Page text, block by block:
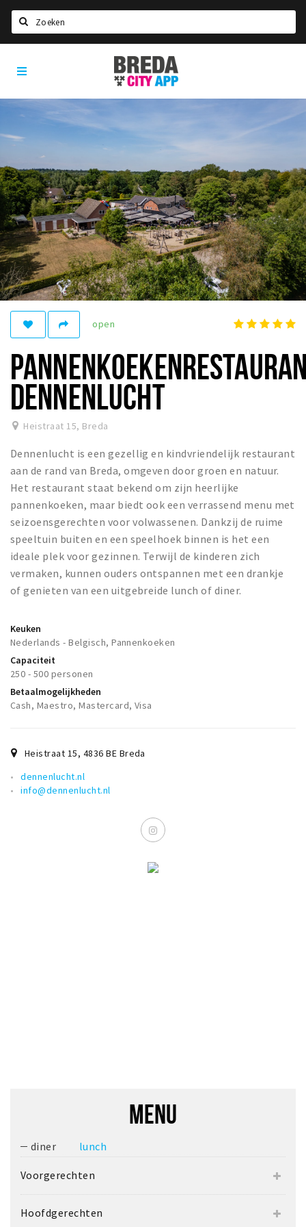
Home
Agenda
Nieuws, interviews & blogs
Eten
Drinken
Slapen
Recreatief
Winkels
Winkelgebieden
Bezienswaardigheden
Musea, theaters & podia
Uitjes & activiteiten
Toeristische routes
Natuurgebieden
Baroniepoorten
Privacy
Inloggen
Breda
City
App
open
DENNENLUCHT
Heistraat 15, Breda
Dennenlucht is een gezellig en kindvriendelijk restaurant
aan de rand van Breda, omgeven door groen en natuur.
Het restaurant staat bekend om zijn heerlijke
pannenkoeken, maar biedt ook een verrassend menu met
seizoensgerechten voor volwassenen. Dankzij de ruime
speeltuin buiten en een speelhoek binnen is het een
ideale plek voor gezinnen. Terwijl de kinderen zich
vermaken, kunnen ouders ontspannen met een drankje
of genieten van een uitgebreide lunch of diner.
Keuken
Nederlands - Belgisch, Pannenkoeken
Capaciteit
250 - 500 personen
Betaalmogelijkheden
Cash, Maestro, Mastercard, Visa
Heistraat 15, 4836 BE Breda
dennenlucht.nl
info@dennenlucht.nl
MENU
diner lunch
Voorgerechten
Hoofdgerechten